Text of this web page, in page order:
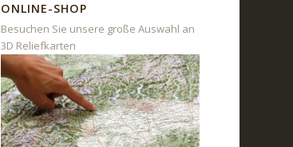
ONLINE-SHOP
Besuchen Sie unsere große Auswahl an
3D Reliefkarten